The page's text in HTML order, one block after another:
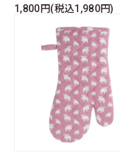
1,800円(税込1,980円)